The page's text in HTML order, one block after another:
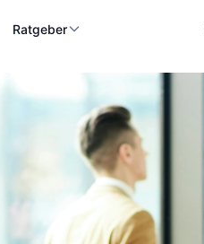
Ratgeber